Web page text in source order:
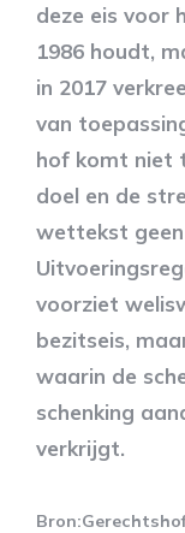
deze eis voor
1986 houdt,
in 2017
van
hof komt niet
doel en de
wettekst
voorziet
bezitseis,
waarin de
schenking
verkrijgt.